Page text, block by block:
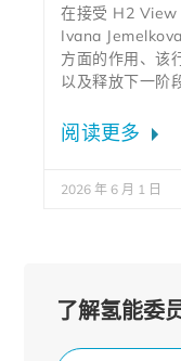
在接受 H2 View
Ivana
方面的作用、该
以及释放下一阶
阅读更多
2026 年 6 月 1 日
了解氢能委